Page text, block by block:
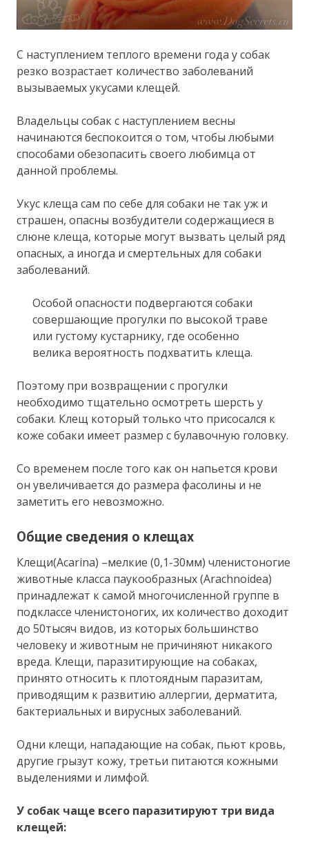
С наступлением теплого времени года у собак
резко возрастает количество заболеваний
вызываемых укусами клещей.
Владельцы собак с наступлением весны
начинаются беспокоится о том, чтобы любыми
способами обезопасить своего любимца от
данной проблемы.
Укус клеща сам по себе для собаки не так уж и
страшен, опасны возбудители содержащиеся в
слюне клеща, которые могут вызвать целый ряд
опасных, а иногда и смертельных для собаки
заболеваний.
Особой опасности подвергаются собаки
совершающие прогулки по высокой траве
или густому кустарнику, где особенно
велика вероятность подхватить клеща.
Поэтому при возвращении с прогулки
необходимо тщательно осмотреть шерсть у
собаки. Клещ который только что присосался к
коже собаки имеет размер с булавочную головку.
Со временем после того как он напьется крови
он увеличивается до размера фасолины и не
заметить его невозможно.
Общие сведения о клещах
Клещи(Acarina) –мелкие (0,1-30мм) членистоногие
животные класса паукообразных (Arachnoidea)
принадлежат к самой многочисленной группе в
подклассе членистоногих, их количество доходит
до 50тысяч видов, из которых большинство
человеку и животным не причиняют никакого
вреда. Клещи, паразитирующие на собаках,
принято относить к плотоядным паразитам,
приводящим к развитию аллергии, дерматита,
бактериальных и вирусных заболеваний.
Одни клещи, нападающие на собак, пьют кровь,
другие грызут кожу, третьи питаются кожными
выделениями и лимфой.
У собак чаще всего паразитируют три вида
клещей: